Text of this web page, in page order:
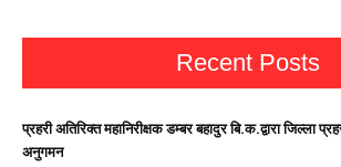
Recent Posts
प्रहरी अतिरिक्त महानिरीक्षक डम्बर बहादुर बि.क.द्वारा जिल्ला
अनुगमन